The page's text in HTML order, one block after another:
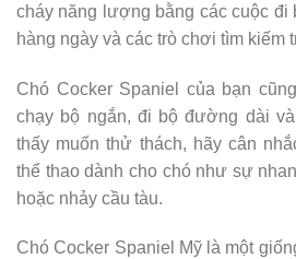
cháy năng lượng bằng các cuộc đi
hàng ngày và các trò chơi tìm kiếm
Chó Cocker Spaniel của bạn
chạy bộ ngắn, đi bộ đường dài
thấy muốn thử thách, hãy cân
thể thao dành cho chó như sự
hoặc nhảy cầu tàu.
Chó Cocker Spaniel Mỹ là một